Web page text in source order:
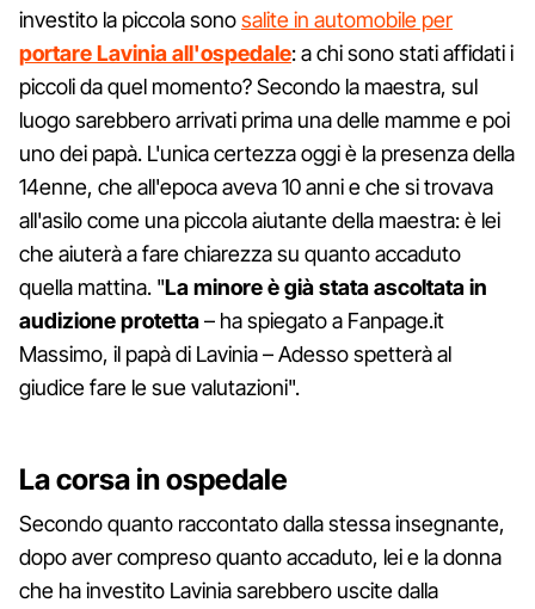
investito la piccola sonosalite in automobile per
portare Lavinia all'ospedale: a chi sono stati affidati i
piccoli da quel momento? Secondo la maestra, sul
luogo sarebbero arrivati prima una delle mamme e poi
uno dei papà. L'unica certezza oggi è la presenza della
14enne, che all'epoca aveva 10 anni e che si trovava
all'asilo come una piccola aiutante della maestra: è lei
che aiuterà a fare chiarezza su quanto accaduto
quella mattina. "La minore è già stata ascoltata in
audizione protetta– ha spiegato a Fanpage.it
Massimo, il papà di Lavinia – Adesso spetterà al
giudice fare le sue valutazioni".
La corsa in ospedale
Secondo quanto raccontato dalla stessa insegnante,
dopo aver compreso quanto accaduto, lei e la donna
che ha investito Lavinia sarebbero uscite dalla